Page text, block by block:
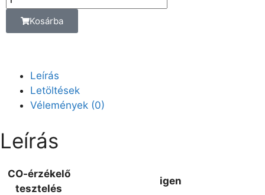
Kosárba
Leírás
Letöltések
Vélemények (0)
Leírás
CO-érzékelő
tesztelés
igen